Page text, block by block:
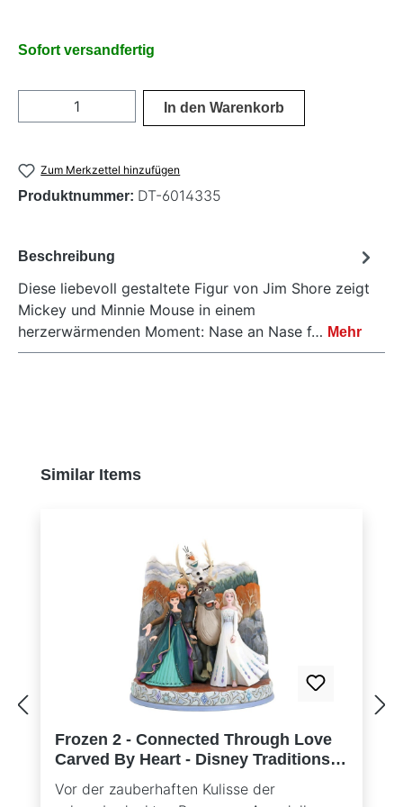
Sofort versandfertig
Produkt Anzahl: Gib den gewünschten
In den Warenkorb
Zum Merkzettel hinzufügen
Produktnummer: DT-6014335
Beschreibung
Diese liebevoll gestaltete Figur von Jim Shore zeigt
Mickey und Minnie Mouse in einem
herzerwärmenden Moment: Nase an Nase f… Mehr
Produktgalerie überspringen
Similar Items
Frozen 2 - Connected Through Love
Carved By Heart - Disney Traditions
Jim Shore 6013077
Vor der zauberhaften Kulisse der